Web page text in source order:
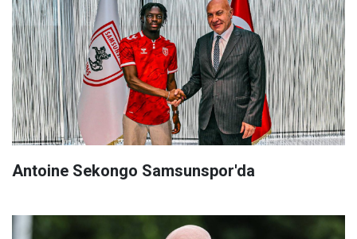
Antoine Sekongo Samsunspor'da